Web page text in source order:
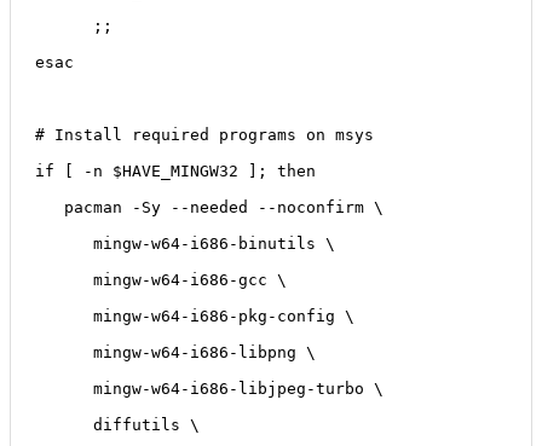
;;
esac
# Install required programs on msys
if [ -n $HAVE_MINGW32 ]; then
pacman -Sy --needed --noconfirm \
mingw-w64-i686-binutils \
mingw-w64-i686-gcc \
mingw-w64-i686-pkg-config \
mingw-w64-i686-libpng \
mingw-w64-i686-libjpeg-turbo \
diffutils \